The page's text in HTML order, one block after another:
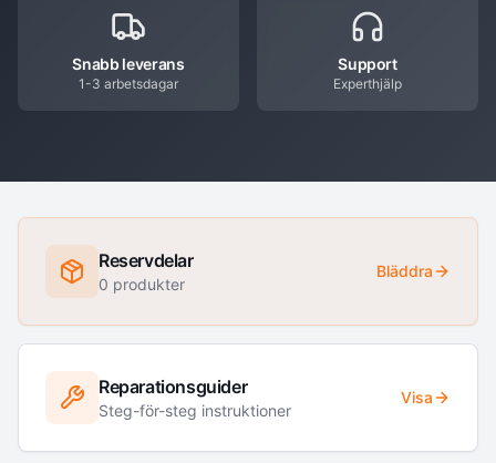
Snabb leverans
1-3 arbetsdagar
Support
Experthjälp
Reservdelar
0 produkter
Bläddra
Reparationsguider
Steg-för-steg instruktioner
Visa